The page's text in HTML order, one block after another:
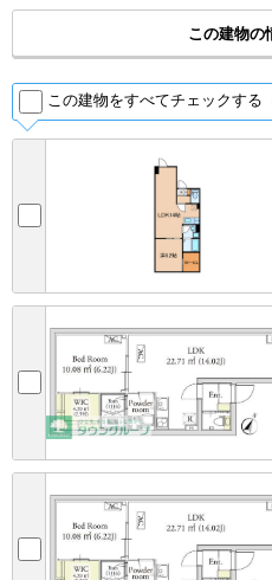
この建物の
この建物をすべてチェックする